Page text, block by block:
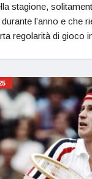
stagione,
l’anno e che
regolarità di gioco